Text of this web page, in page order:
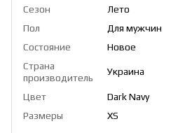
Сезон
Лето
Пол
Для мужчин
Состояние
Новое
Страна
производитель
Украина
Цвет
Dark Navy
Размеры
XS